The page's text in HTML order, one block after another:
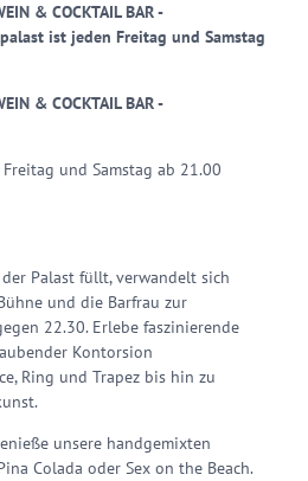
& COCKTAIL BAR -
ist jeden Freitag und Samstag
& COCKTAIL BAR -
und Samstag ab 21.00
Palast füllt, verwandelt sich
und die Barfrau zur
22.30. Erlebe faszinierende
Kontorsion
Ring und Trapez bis hin zu
unsere handgemixten
Colada oder Sex on the Beach.